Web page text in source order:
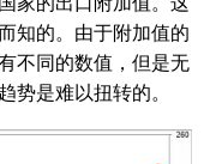
知的。由于附加值的
不同的数值，但是无
势是难以扭转的。